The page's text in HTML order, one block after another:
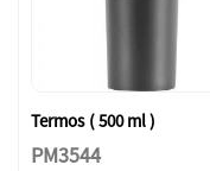
Termos ( 500 ml )
PM3544